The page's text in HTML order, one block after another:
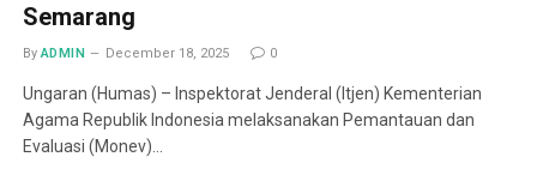
Semarang
By ADMIN December 18, 2025 0
Ungaran (Humas) – Inspektorat Jenderal (Itjen) Kementerian
Agama Republik Indonesia melaksanakan Pemantauan dan
Evaluasi (Monev)…